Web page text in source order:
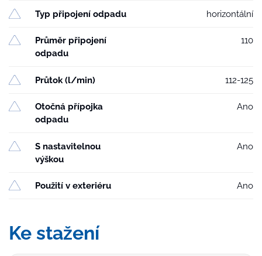
Typ připojení odpadu horizontální
Průměr připojení
odpadu
110
Průtok (l/min) 112-125
Otočná přípojka
odpadu
Ano
S nastavitelnou
výškou
Ano
Použití v exteriéru Ano
Ke stažení